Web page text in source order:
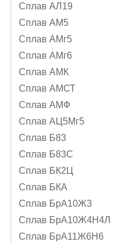
Сплав АЛ19
Сплав АМ5
Сплав АМг5
Сплав АМг6
Сплав АМК
Сплав АМСТ
Сплав АМФ
Сплав АЦ5Мг5
Сплав Б83
Сплав Б83С
Сплав БК2Ц
Сплав БКА
Сплав БрА10Ж3
Сплав БрА10Ж4Н4Л
Сплав БрА11Ж6Н6